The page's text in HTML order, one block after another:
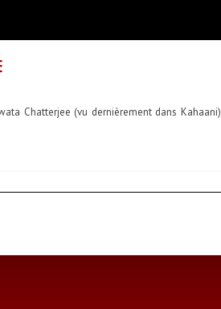
Chatterjee (vu dernièrement dans Kahaani)